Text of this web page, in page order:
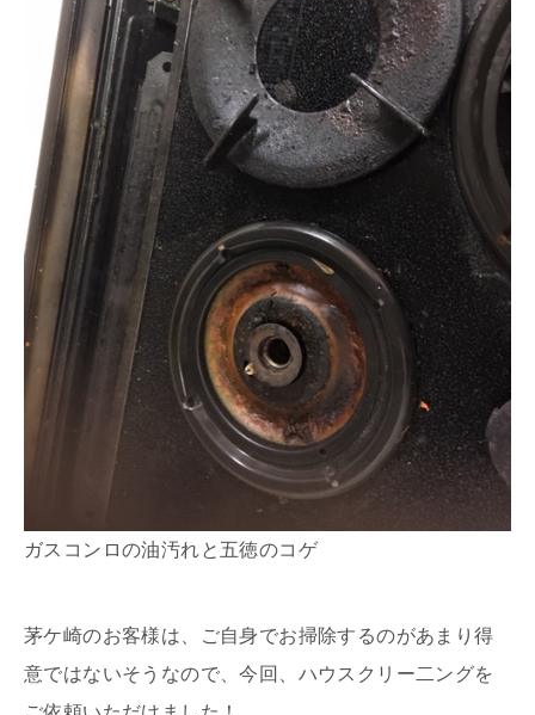
ガスコンロの油汚れと五徳のコゲ
茅ケ崎のお客様は、ご自身でお掃除するのがあまり得
意ではないそうなので、今回、ハウスクリー二ングを